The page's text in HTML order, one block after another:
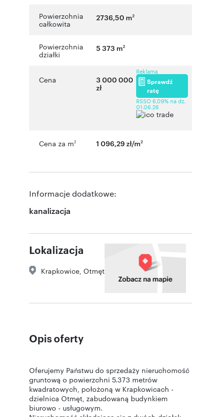
Powierzchnia
całkowita
2736,50 m2
Powierzchnia
działki
5 373 m2
Cena
3 000 000
zł
Reklama
Sprawdź
ratę
RSSO 6,09% na dz.
01.06.26
Cena za m2 1 096,29 zł/m2
Informacje dodatkowe:
kanalizacja
Lokalizacja
Krapkowice Otmęt
Opis oferty
Oferujemy Państwu do sprzedaży nieruchomość
gruntową o powierzchni 5.373 metrów
kwadratowych, położoną w Krapkowicach -
dzielnica Otmęt, zabudowaną budynkiem
biurowo - usługowym.